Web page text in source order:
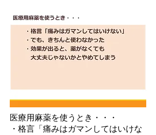
医療用麻薬を使うとき・・・
・格言「痛みはガマンしてはいけな